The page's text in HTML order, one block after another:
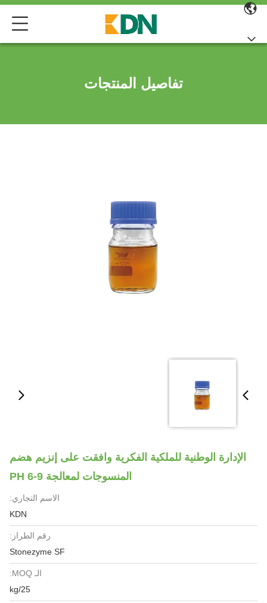
تفاصيل المنتجات
الإدارة الوطنية للملكية الفكرية وافقت على إنزيم هضم
المنسوجات لمعالجة PH 6-9
الاسم التجاري:
KDN
رقم الطراز:
Stonezyme SF
الـ MOQ:
25/kg